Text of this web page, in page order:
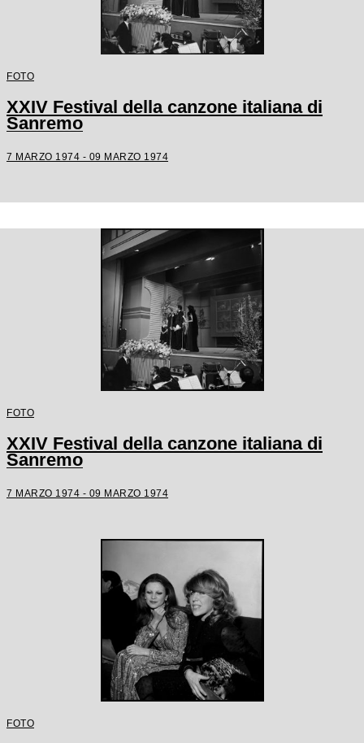
FOTO
XXIV Festival della canzone italiana di
Sanremo
7 MARZO 1974 - 09 MARZO 1974
FOTO
XXIV Festival della canzone italiana di
Sanremo
7 MARZO 1974 - 09 MARZO 1974
FOTO